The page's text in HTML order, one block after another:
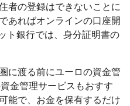
者の登録はできないことに
あればオンラインの口座開
ト銀行では、身分証明書の
に渡る前にユーロの資金管
金管理サービスもおすす
能で、お金を保有するだけ